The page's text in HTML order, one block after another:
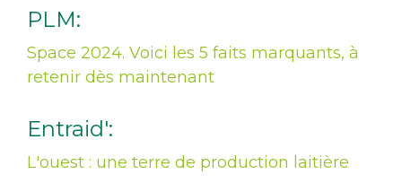
PLM:
Space 2024. Voici les 5 faits marquants, à
retenir dès maintenant
Entraid':
L'ouest : une terre de production laitière